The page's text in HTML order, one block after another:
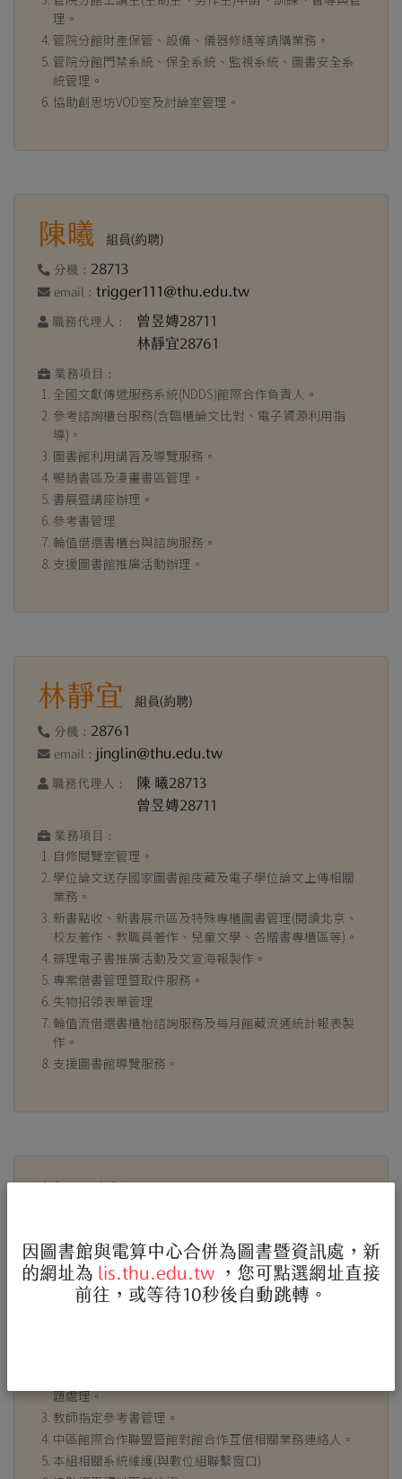
理。
管院分館財產保管、設備、儀器修繕等請購業務。
管院分館門禁系統、保全系統、監視系統、圖書安全系
統管理。
協助創思坊VOD室及討論室管理。
陳曦 組員(約聘)
分機 : 28713
email :trigger111@thu.edu.tw
職務代理人 :
曾昱嫥28711
林靜宜28761
業務項目 :
全國文獻傳遞服務系統(NDDS)館際合作負責人。
參考諮詢櫃台服務(含臨櫃論文比對、電子資源利用指
導)。
圖書館利用講習及導覽服務。
暢銷書區及漫畫書區管理。
書展暨講座辦理。
參考書管理
輪值借還書櫃台與諮詢服務。
支援圖書館推廣活動辦理。
林靜宜 組員(約聘)
分機 : 28761
email : jinglin@thu.edu.tw
職務代理人 :
陳 曦28713
曾昱嫥28711
業務項目 :
自修閱覽室管理。
學位論文送存國家圖書館庋藏及電子學位論文上傳相關
業務。
新書點收、新書展示區及特殊專櫃圖書管理(閱讀北京、
校友著作、教職員著作、兒童文學、各贈書專櫃區等)。
辧理電子書推廣活動及文宣海報製作。
專案借書管理暨取件服務。
失物招領表單管理
輪值流借還書櫃枱諮詢服務及每月館藏流通統計報表製
作。
支援圖書館導覽服務。
email :yctseng@thu.edu.tw
職務代理人 :
陳 曦28713
林靜宜28761
題處理。
教師指定參考書管理。
中區館際合作聯盟暨館對館合作互借相關業務連絡人。
本組相關系統維護(與數位組聯繫窗口)
因圖書館與電算中心合併為圖書暨資訊處，新
的網址為 lis.thu.edu.tw ，您可點選網址直接
前往，或等待10秒後自動跳轉。